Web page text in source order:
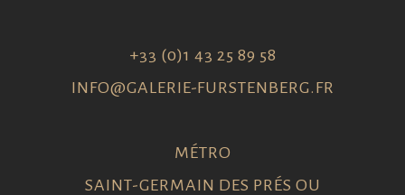
+33 (0)1 43 25 89 58
INFO@GALERIE-FURSTENBERG.FR
MÉTRO
SAINT-GERMAIN DES PRÉS OU